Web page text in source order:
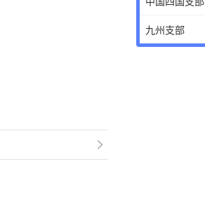
九州支部